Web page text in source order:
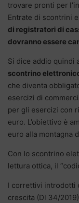
trovare pronti per
Entrate di scontrini
di registratori di
dovranno essere
Si dice addio quindi
scontrino
che diventa
esercizi di
per gli esercizi con
euro. L’obiettivo è
euro alla montagna
Con lo scontrino
lettura ottica, il
I correttivi introdotti
crescita (Dl 34/